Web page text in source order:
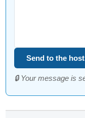
Send to the host
🔒 Your message is